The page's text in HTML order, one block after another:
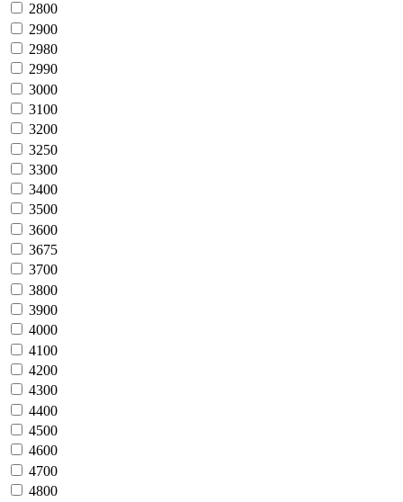
2800
2900
2980
2990
3000
3100
3200
3250
3300
3400
3500
3600
3675
3700
3800
3900
4000
4100
4200
4300
4400
4500
4600
4700
4800